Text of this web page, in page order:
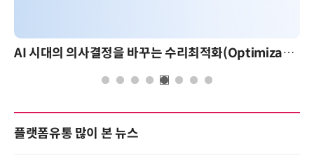
AI 시대의 의사결정을 바꾸는 수리최적화(Optimization): 실제 산업 적용 사례와 활용 전략
플랫폼유통 많이 본 뉴스